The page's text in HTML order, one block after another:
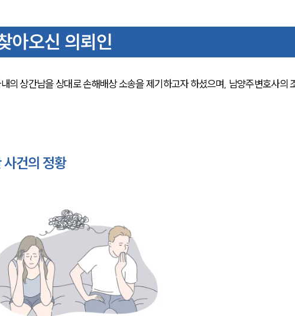
아오신 의뢰인
의 상간남을 상대로 손해배상 소송을 제기하고자 하셨으며, 남양주변호사의
건의 정황